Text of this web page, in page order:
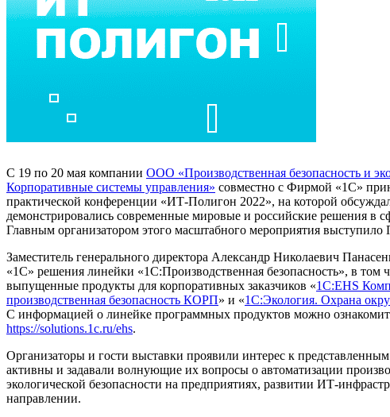
С 19 по 20 мая компании ООО «Производственная безопасность и
Корпоративные системы управления» совместно с Фирмой «1С»
практической конференции «ИТ-Полигон 2022», на которой
демонстрировались современные мировые и российские решения в
Главным организатором этого масштабного мероприятия
Заместитель генерального директора Александр Николаевич
«1С» решения линейки «1С:Производственная безопасность», в том
выпущенные продукты для корпоративных заказчиков «1С:EHS
производственная безопасность КОРП» и «1С:Экология. Охрана
С информацией о линейке программных продуктов можно
https://solutions.1c.ru/ehs.
Организаторы и гости выставки проявили интерес к
активны и задавали волнующие их вопросы о автоматизации
экологической безопасности на предприятиях, развитии ИТ-
направлении.